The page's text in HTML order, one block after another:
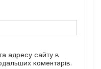
адресу сайту в
коментарів.